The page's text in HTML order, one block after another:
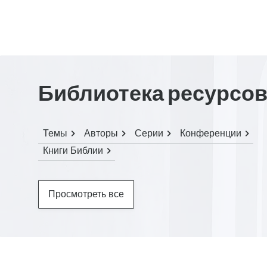
Библиотека ресурсов
Темы Авторы Серии
Конференции
Книги Библии
Просмотреть все